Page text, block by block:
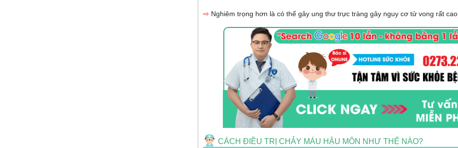
⇨ Nghiêm trọng hơn là có thể gây ung thư trực tràng gây nguy cơ tử vong rất cao.
CÁCH ĐIỀU TRỊ CHẢY MÁU HẬU MÔN NHƯ THẾ NÀO?